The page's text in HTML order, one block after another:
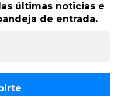
últimas noticias e
de entrada.